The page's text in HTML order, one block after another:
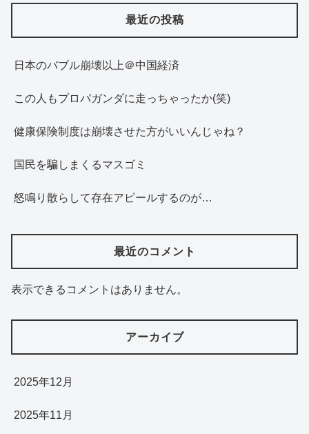
最近の投稿
日本のバブル崩壊以上＠中国経済
この人もプロパガンダに走っちゃったか(笑)
健康保険制度は崩壊させた方がいいんじゃね？
国民を騙しまくるマスゴミ
怒鳴り散らして存在アピールするのが…
最近のコメント
表示できるコメントはありません。
アーカイブ
2025年12月
2025年11月